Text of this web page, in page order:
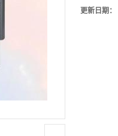
更新日期：